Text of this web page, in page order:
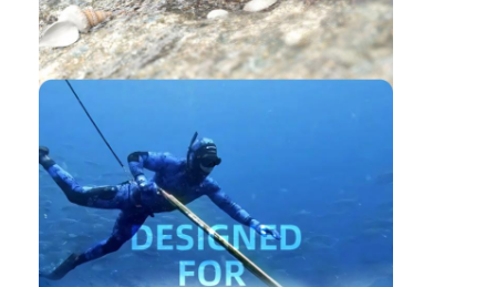
Do domu
Produkty
filmy
O nas
Wycieczka po fabryce
Kontrola jakości